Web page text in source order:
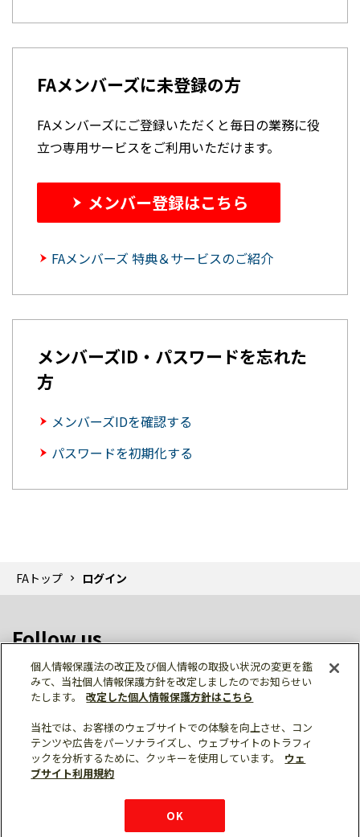
FAメンバーズに未登録の方
FAメンバーズにご登録いただくと毎日の業務に役
立つ専用サービスをご利用いただけます。
メンバー登録はこちら
FAメンバーズ 特典＆サービスのご紹介
メンバーズID・パスワードを忘れた
方
メンバーズIDを確認する
パスワードを初期化する
FAトップ ログイン
Follow us
個人情報保護 利用規約
ご利用にあたって
サイトマップ
三菱電機トップ
個人情報保護法の改正及び個人情報の取扱い状況の変更を鑑
みて、当社個人情報保護方針を改定しましたのでお知らせい
たします。
改定した個人情報保護方針はこちら
当社では、お客様のウェブサイトでの体験を向上させ、コン
テンツや広告をパーソナライズし、ウェブサイトのトラフィ
ックを分析するために、クッキーを使用しています。
ウェ
ブサイト利用規約
OK
チャットサービス